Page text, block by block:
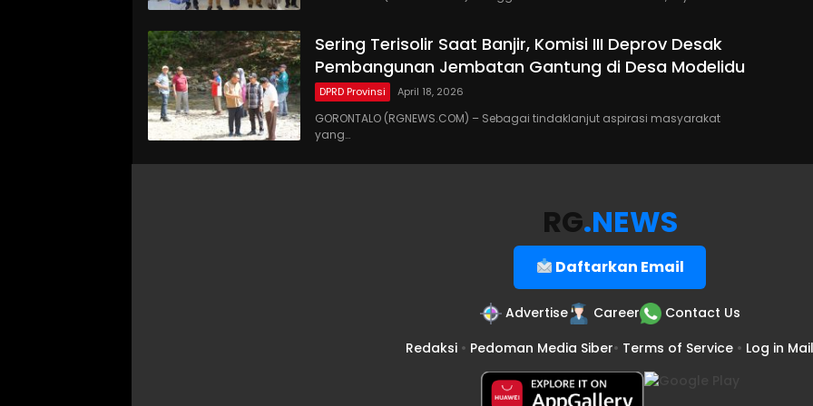
Sering Terisolir Saat Banjir, Komisi III Deprov Desak
Pembangunan Jembatan Gantung di Desa Modelidu
DPRD Provinsi April 18, 2026
GORONTALO (RGNEWS.COM) – Sebagai tindaklanjut aspirasi masyarakat
yang…
RG.NEWS
Daftarkan Email
Advertise Career
Contact Us
Redaksi • Pedoman Media Siber• Terms of Service • Log in Mail